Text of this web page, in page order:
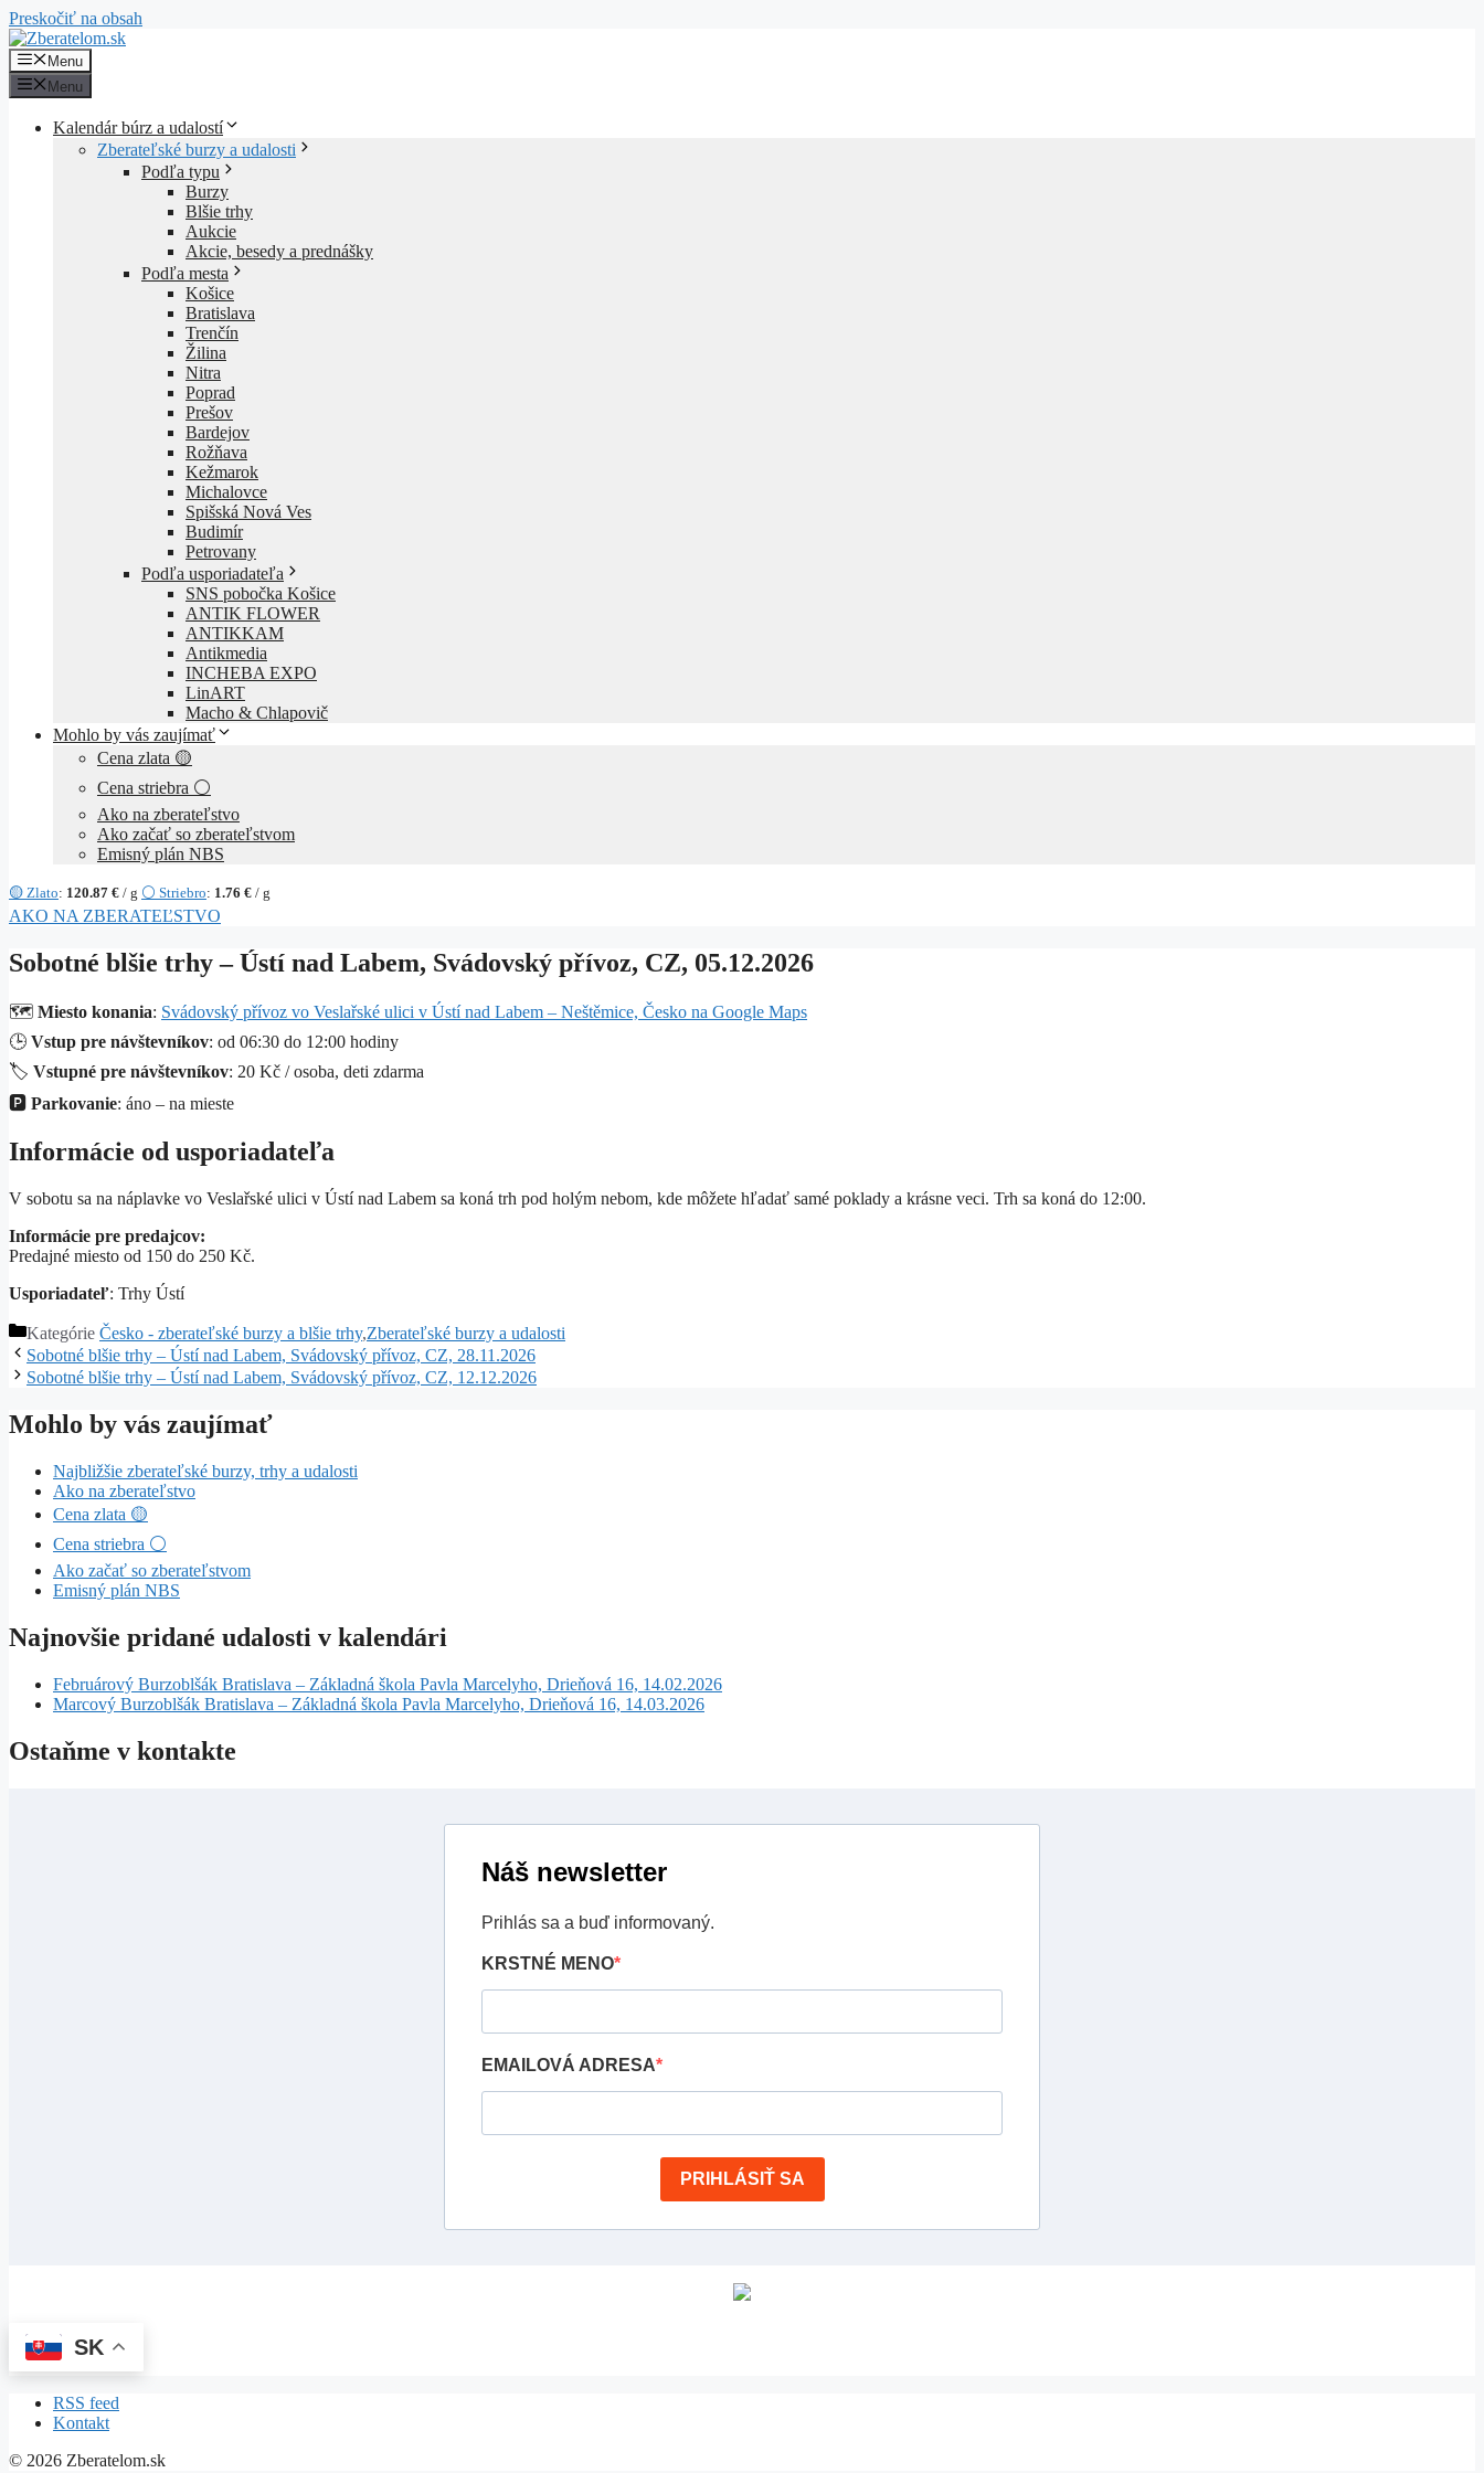
Preskočiť na obsah
Menu
Menu
Kalendár búrz a udalostí
Zberateľské burzy a udalosti
Podľa typu
Burzy
Blšie trhy
Aukcie
Akcie, besedy a prednášky
Podľa mesta
Košice
Bratislava
Trenčín
Žilina
Nitra
Poprad
Prešov
Bardejov
Rožňava
Kežmarok
Michalovce
Spišská Nová Ves
Budimír
Petrovany
Podľa usporiadateľa
SNS pobočka Košice
ANTIK FLOWER
ANTIKKAM
Antikmedia
INCHEBA EXPO
LinART
Macho & Chlapovič
Mohlo by vás zaujímať
Cena zlata 🟡
Cena striebra ⚪
Ako na zberateľstvo
Ako začať so zberateľstvom
Emisný plán NBS
🟡 Zlato: 120.87 € / g ⚪ Striebro: 1.76 € / g
AKO NA ZBERATEĽSTVO
Sobotné blšie trhy – Ústí nad Labem, Svádovský přívoz, CZ, 05.12.2026
🗺️ Miesto konania: Svádovský přívoz vo Veslařské ulici v Ústí nad Labem – Neštěmice, Česko na Google Maps
🕒 Vstup pre návštevníkov: od 06:30 do 12:00 hodiny
🏷️ Vstupné pre návštevníkov: 20 Kč / osoba, deti zdarma
🅿️ Parkovanie: áno – na mieste
Informácie od usporiadateľa
V sobotu sa na náplavke vo Veslařské ulici v Ústí nad Labem sa koná trh pod holým nebom, kde môžete hľadať samé poklady a krásne veci. Trh sa koná do 12:00.
Informácie pre predajcov:
Predajné miesto od 150 do 250 Kč.
Usporiadateľ: Trhy Ústí
Kategórie Česko - zberateľské burzy a blšie trhy,Zberateľské burzy a udalosti
Sobotné blšie trhy – Ústí nad Labem, Svádovský přívoz, CZ, 28.11.2026
Sobotné blšie trhy – Ústí nad Labem, Svádovský přívoz, CZ, 12.12.2026
Mohlo by vás zaujímať
Najbližšie zberateľské burzy, trhy a udalosti
Ako na zberateľstvo
Cena zlata 🟡
Cena striebra ⚪
Ako začať so zberateľstvom
Emisný plán NBS
Najnovšie pridané udalosti v kalendári
Februárový Burzoblšák Bratislava – Základná škola Pavla Marcelyho, Drieňová 16, 14.02.2026
Marcový Burzoblšák Bratislava – Základná škola Pavla Marcelyho, Drieňová 16, 14.03.2026
Ostaňme v kontakte
Náš newsletter
Prihlás sa a buď informovaný.
KRSTNÉ MENO
EMAILOVÁ ADRESA
PRIHLÁSIŤ SA
SK
RSS feed
Kontakt
© 2026 Zberatelom.sk